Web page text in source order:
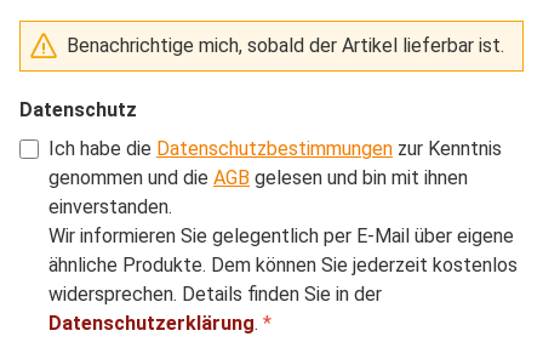
Benachrichtige mich, sobald der Artikel lieferbar ist.
Datenschutz
Ich habe die Datenschutzbestimmungen zur Kenntnis
genommen und die AGB gelesen und bin mit ihnen
einverstanden.
Wir informieren Sie gelegentlich per E-Mail über eigene
ähnliche Produkte. Dem können Sie jederzeit kostenlos
widersprechen. Details finden Sie in der
Datenschutzerklärung. *